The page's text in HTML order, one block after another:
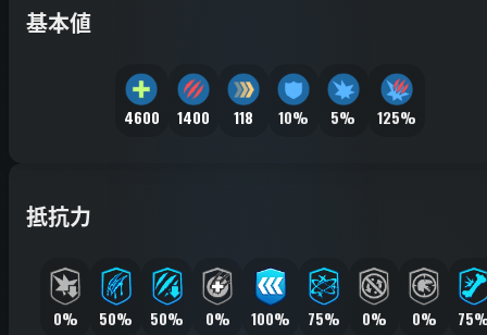
基本値
4600 1400 118 10% 5% 125%
抵抗力
0% 50% 50% 0% 100% 75% 0% 0%